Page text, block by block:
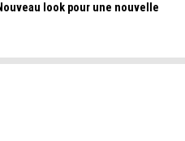
look pour une nouvelle